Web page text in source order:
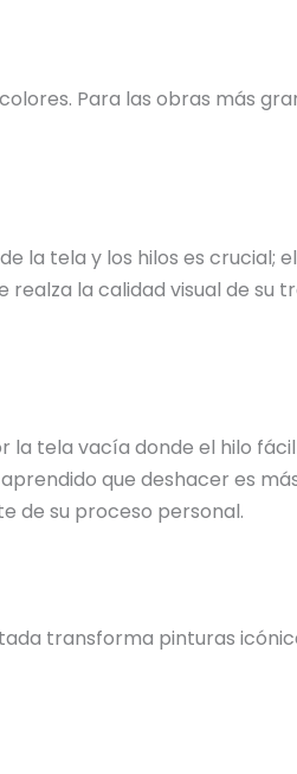
Para las obras más
la tela y los hilos es
realza la calidad visual de su
tela vacía donde el hilo
que deshacer es
de su proceso personal.
transforma pinturas